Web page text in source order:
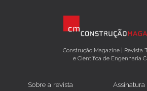
Construção Magazine | Revista
e Científica de Engenharia
Sobre a revista
Assinatura